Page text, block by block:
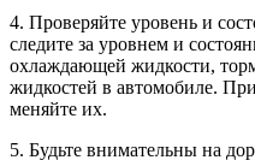
4. Проверяйте уровень и
следите за уровнем и
охлаждающей жидкости,
жидкостей в автомобиле.
меняйте их.
5. Будьте внимательны на